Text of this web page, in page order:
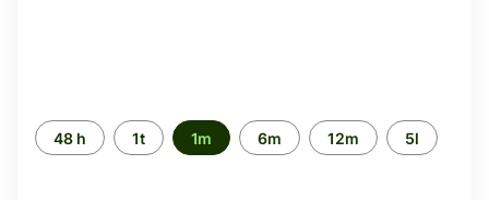
Przedział
czasu
48 h 1t 1m 6m 12m 5l